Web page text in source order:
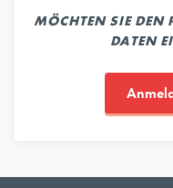
MÖCHTEN SIE DEN
DATEN